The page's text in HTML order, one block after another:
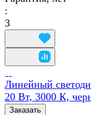
:
3
Линейный
20 Вт, 3000 К,
Заказать